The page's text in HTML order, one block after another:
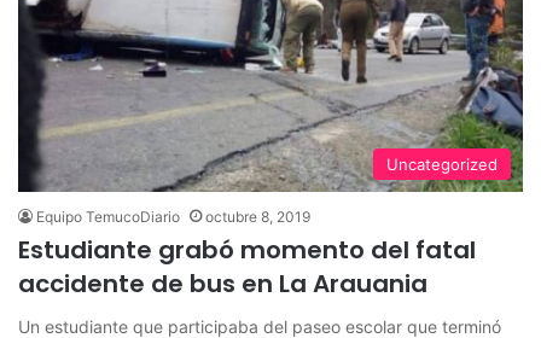
Uncategorized
Equipo TemucoDiario octubre 8, 2019
Estudiante grabó momento del fatal
accidente de bus en La Arauania
Un estudiante que participaba del paseo escolar que terminó